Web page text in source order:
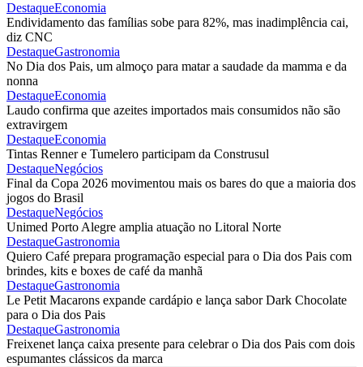
DestaqueEconomia
Endividamento das famílias sobe para 82%, mas inadimplência cai,
diz CNC
DestaqueGastronomia
No Dia dos Pais, um almoço para matar a saudade da mamma e da
nonna
DestaqueEconomia
Laudo confirma que azeites importados mais consumidos não são
extravirgem
DestaqueEconomia
Tintas Renner e Tumelero participam da Construsul
DestaqueNegócios
Final da Copa 2026 movimentou mais os bares do que a maioria dos
jogos do Brasil
DestaqueNegócios
Unimed Porto Alegre amplia atuação no Litoral Norte
DestaqueGastronomia
Quiero Café prepara programação especial para o Dia dos Pais com
brindes, kits e boxes de café da manhã
DestaqueGastronomia
Le Petit Macarons expande cardápio e lança sabor Dark Chocolate
para o Dia dos Pais
DestaqueGastronomia
Freixenet lança caixa presente para celebrar o Dia dos Pais com dois
espumantes clássicos da marca